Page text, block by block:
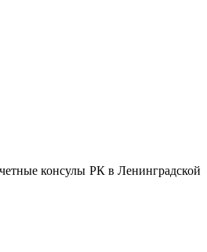
консулы РК в Ленинградской